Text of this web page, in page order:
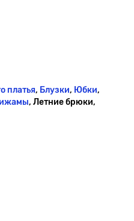
платья, Блузки, Юбки,
, Летние брюки,